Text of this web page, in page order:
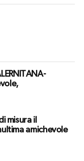
misura il
amichevole